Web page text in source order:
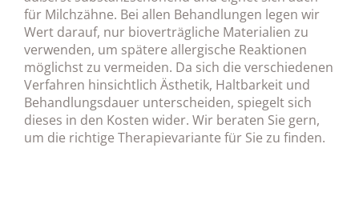
für Milchzähne. Bei allen Behandlungen legen wir
Wert darauf, nur bioverträgliche Materialien zu
verwenden, um spätere allergische Reaktionen
möglichst zu vermeiden. Da sich die verschiedenen
Verfahren hinsichtlich Ästhetik, Haltbarkeit und
Behandlungsdauer unterscheiden, spiegelt sich
dieses in den Kosten wider. Wir beraten Sie gern,
um die richtige Therapievariante für Sie zu finden.